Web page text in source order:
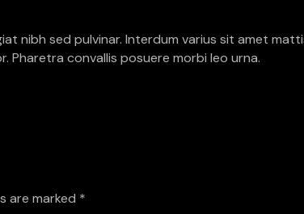
nibh sed pulvinar. Interdum varius sit amet
convallis posuere morbi leo urna.
are marked *